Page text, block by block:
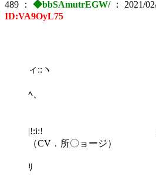
489 ： ◆bbSAmutrEGW/： 2021/
ID:VA9OyL75
ィ::ヽ
{ ｀ヽ , イ
ﾍ、
| | f γ:::t
i | / /｀¨´
|!:i:! おはよ
（CV．所〇ョージ）
ﾘノ ノ／
ﾘ
|/ ./ / ri rt